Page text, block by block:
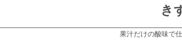
き
果汁だけの酸味で